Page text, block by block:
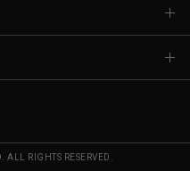
ALL RIGHTS RESERVED.